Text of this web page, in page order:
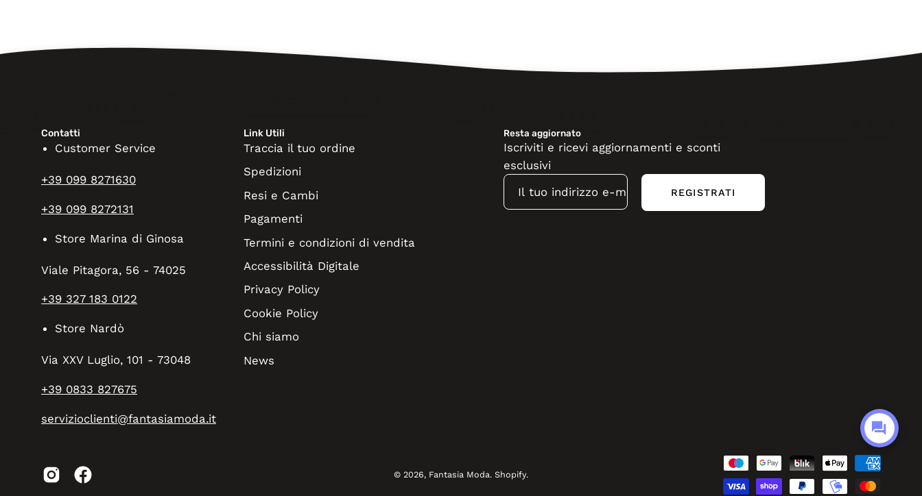
Contatti
Customer Service
+39 099 8271630
+39 099 8272131
Store Marina di Ginosa
Viale Pitagora, 56 - 74025
+39 327 183 0122
Store Nardò
Via XXV Luglio, 101 - 73048
+39 0833 827675
servizioclienti@fantasiamoda.it
Link Utili
Traccia il tuo ordine
Spedizioni
Resi e Cambi
Pagamenti
Termini e condizioni di vendita
Accessibilità Digitale
Privacy Policy
Cookie Policy
Chi siamo
News
Resta aggiornato
Iscriviti e ricevi aggiornamenti e sconti
esclusivi
REGISTRATI
© 2026, Fantasia Moda. Shopify.